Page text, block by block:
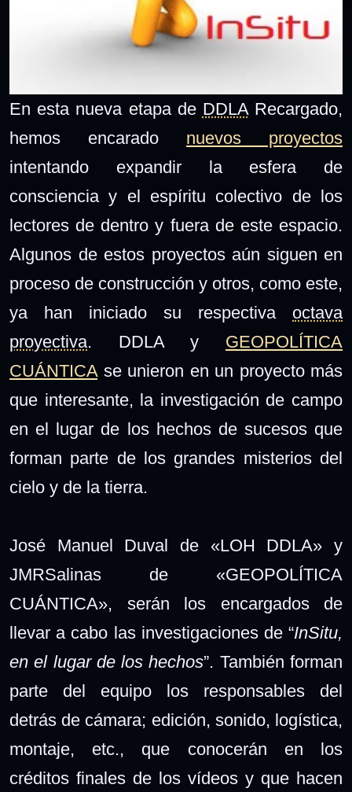
En esta nueva etapa de DDLARecargado,
hemos encarado nuevos proyectos
intentando expandir la esfera de
consciencia y el espíritu colectivo de los
lectores de dentro y fuera de este espacio.
Algunos de estos proyectos aún siguen en
proceso de construcción y otros, como este,
ya han iniciado su respectiva octava
proyectiva. DDLA y GEOPOLÍTICA
CUÁNTICA se unieron en un proyecto más
que interesante, la investigación de campo
en el lugar de los hechos de sucesos que
forman parte de los grandes misterios del
cielo y de la tierra.
José Manuel Duval de «LOH DDLA» y
JMRSalinas de «GEOPOLÍTICA
CUÁNTICA», serán los encargados de
llevar a cabo las investigaciones de “InSitu,
en el lugar de los hechos”. También forman
parte del equipo los responsables del
detrás de cámara; edición, sonido, logística,
montaje, etc., que conocerán en los
créditos finales de los vídeos y que hacen